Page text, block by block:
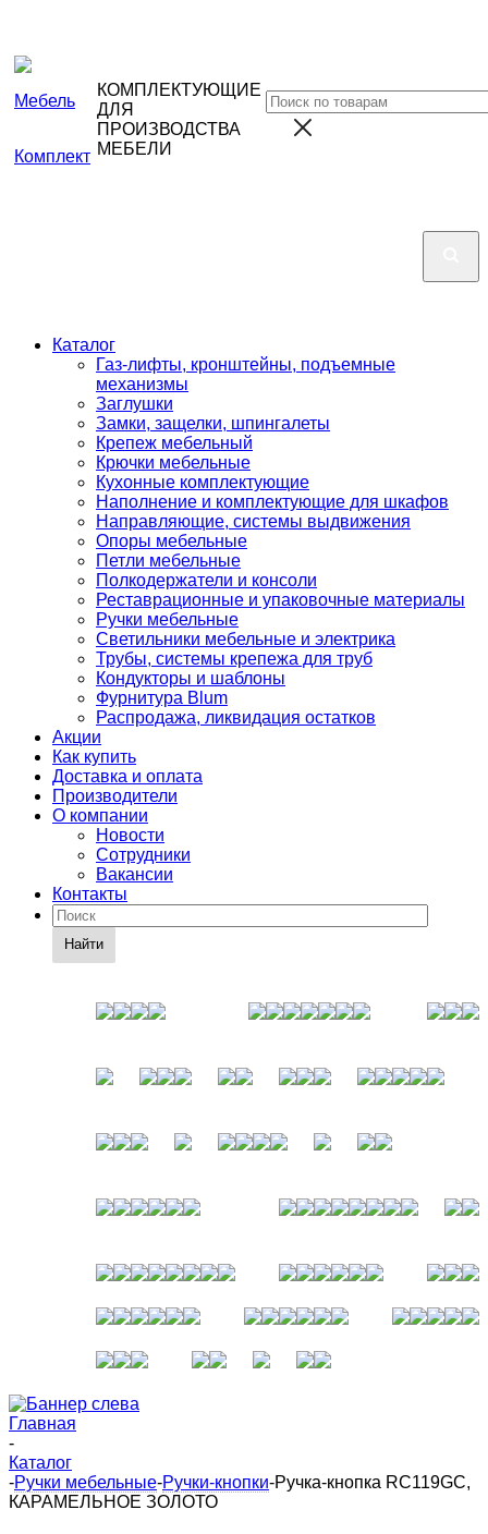
КОМПЛЕКТУЮЩИЕ
ДЛЯ
ПРОИЗВОДСТВА
МЕБЕЛИ
Каталог
Газ-лифты, кронштейны, подъемные
механизмы
Заглушки
Замки, защелки, шпингалеты
Крепеж мебельный
Крючки мебельные
Кухонные комплектующие
Наполнение и комплектующие для шкафов
Направляющие, системы выдвижения
Опоры мебельные
Петли мебельные
Полкодержатели и консоли
Реставрационные и упаковочные материалы
Ручки мебельные
Светильники мебельные и электрика
Трубы, системы крепежа для труб
Кондукторы и шаблоны
Фурнитура Blum
Распродажа, ликвидация остатков
Акции
Как купить
Доставка и оплата
Производители
О компании
Новости
Сотрудники
Вакансии
Контакты
Найти
Главная
-
Каталог
-Ручки мебельные-Ручки-кнопки-Ручка-кнопка RC119GC,
КАРАМЕЛЬНОЕ ЗОЛОТО